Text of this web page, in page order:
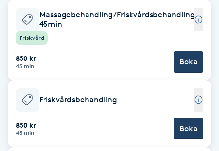
Babylights
Balayage
Barber
Barnklippning
Massagebehandling/Friskvårdsbehandling
45min
Friskvård
850 kr
45 min Boka
Friskvårdsbehandling
850 kr
45 min Boka